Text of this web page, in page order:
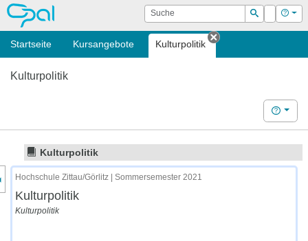
OPAL Suche
Suchen
Login Hilfe
Startseite Kursangebote Kulturpolitik
Tab schließen
Kulturpolitik
Hilfe
Kulturpolitik
des Kursmenüs
Hochschule Zittau/Görlitz | Sommersemester 2021
Kulturpolitik
Kulturpolitik